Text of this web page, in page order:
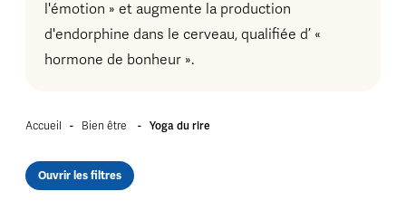
l'émotion » et augmente la production
d'endorphine dans le cerveau, qualifiée d’ «
hormone de bonheur ».
Accueil - Bien être - Yoga du rire
Ouvrir les filtres